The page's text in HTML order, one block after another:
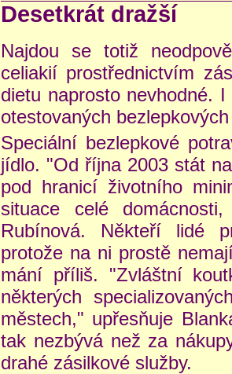
Desetkrát dražší
Najdou se totiž
celiakií prostřednictvím
dietu naprosto nevhodné.
otestovaných
Speciální bezlepkové
jídlo. "Od října 2003 stát
pod hranicí životního
situace celé
Rubínová. Někteří lidé
protože na ni prostě
mání příliš. "Zvláštní
některých
městech," upřesňuje
tak nezbývá než za
drahé zásilkové služby.